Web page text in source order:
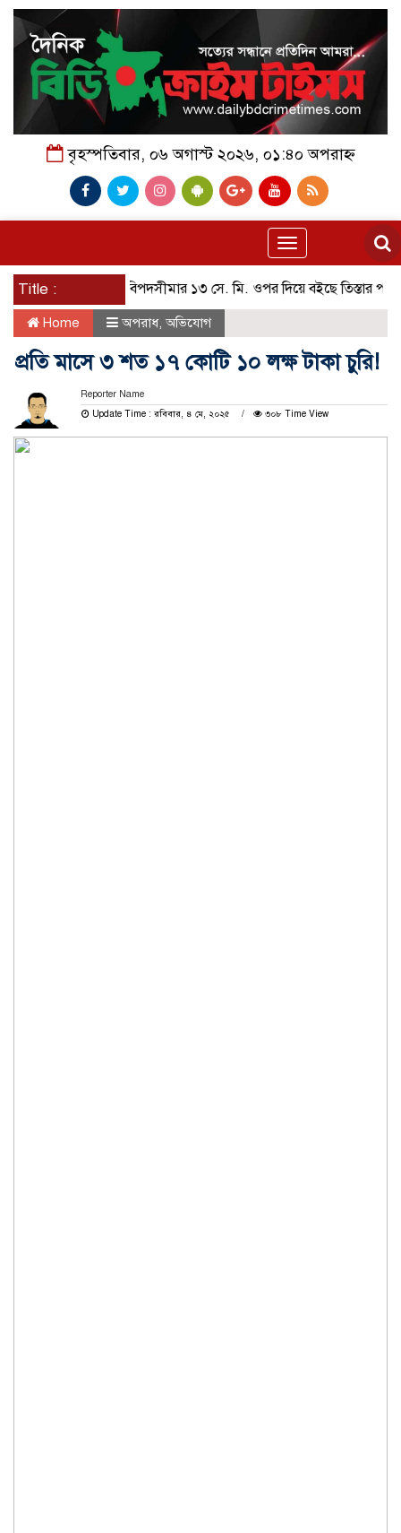
বৃহস্পতিবার, ০৬ অগাস্ট ২০২৬, ০১:৪০ অপরাহ্ন
Toggle
navigation
Title : বিপদসীমার ১৩ সে. মি. ওপর দিয়ে বইছে তিস্তার পানি
Home অপরাধ, অভিযোগ
প্রতি মাসে ৩ শত ১৭ কোটি ১০ লক্ষ টাকা চুরি!
Reporter Name
Update Time : রবিবার, ৪ মে, ২০২৫
৩০৮ Time View